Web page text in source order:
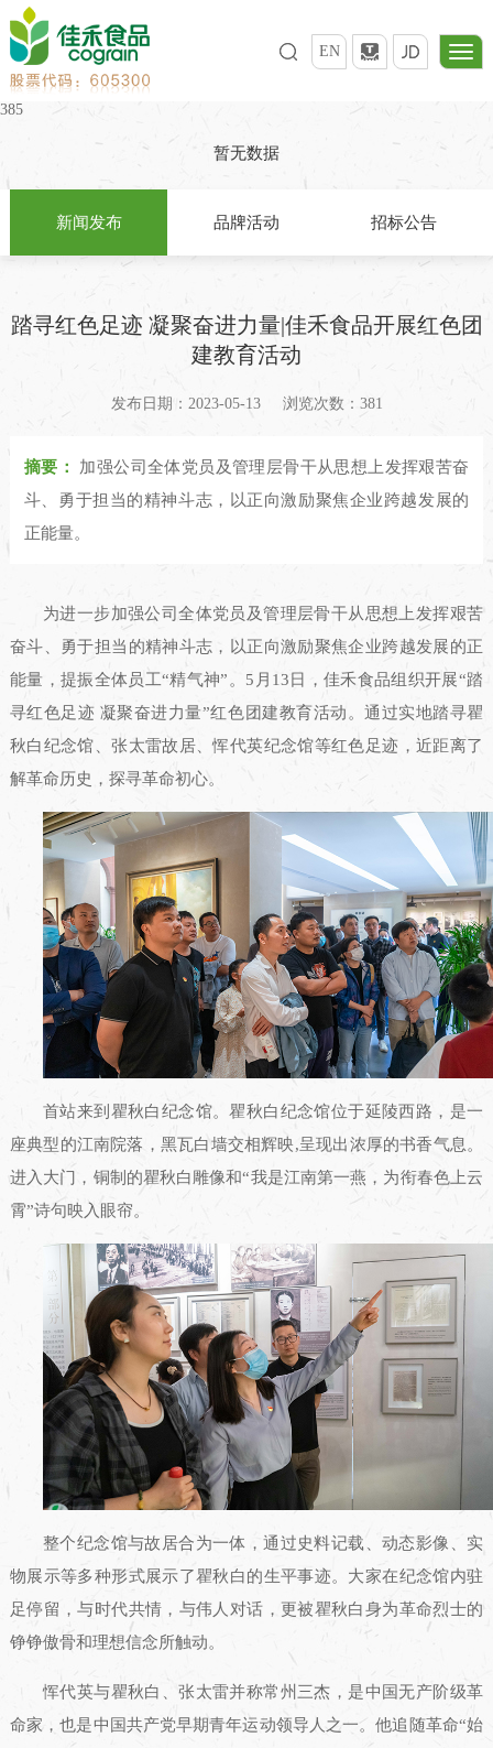
EN
385
暂无数据
新闻发布 品牌活动 招标公告
踏寻红色足迹 凝聚奋进力量|佳禾食品开展红色团
建教育活动
发布日期：2023-05-13 浏览次数：381
摘要：
加强公司全体党员及管理层骨干从思想上发挥艰苦奋
斗、勇于担当的精神斗志，以正向激励聚焦企业跨越发展的
正能量。
为进一步加强公司全体党员及管理层骨干从思想上发挥艰苦
奋斗、勇于担当的精神斗志，以正向激励聚焦企业跨越发展的正
能量，提振全体员工“精气神”。5月13日，佳禾食品组织开展“踏
寻红色足迹 凝聚奋进力量”红色团建教育活动。通过实地踏寻瞿
秋白纪念馆、张太雷故居、恽代英纪念馆等红色足迹，近距离了
解革命历史，探寻革命初心。
首站来到瞿秋白纪念馆。瞿秋白纪念馆位于延陵西路，是一
座典型的江南院落，黑瓦白墙交相辉映,呈现出浓厚的书香气息。
进入大门，铜制的瞿秋白雕像和“我是江南第一燕，为衔春色上云
霄”诗句映入眼帘。
整个纪念馆与故居合为一体，通过史料记载、动态影像、实
物展示等多种形式展示了瞿秋白的生平事迹。大家在纪念馆内驻
足停留，与时代共情，与伟人对话，更被瞿秋白身为革命烈士的
铮铮傲骨和理想信念所触动。
恽代英与瞿秋白、张太雷并称常州三杰，是中国无产阶级革
命家，也是中国共产党早期青年运动领导人之一。他追随革命“始